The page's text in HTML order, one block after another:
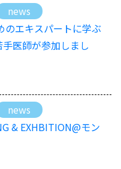
news
のエキスパートに学ぶ
医師が参加しまし
news
& EXHBITION@モン